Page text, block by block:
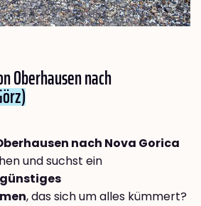
Oberhausen nach
nach Nova Gorica
und suchst ein
, das sich um alles kümmert?